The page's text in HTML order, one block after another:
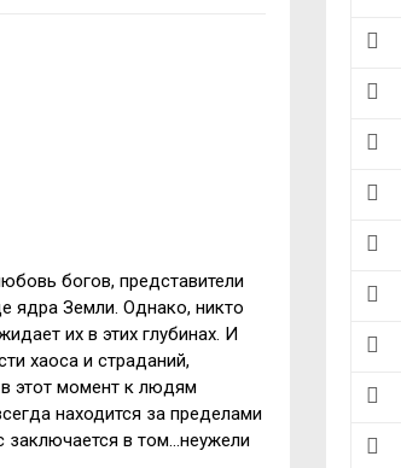
богов, представители
ядра Земли. Однако, никто
их в этих глубинах. И
хаоса и страданий,
этот момент к людям
находится за пределами
в том...неужели